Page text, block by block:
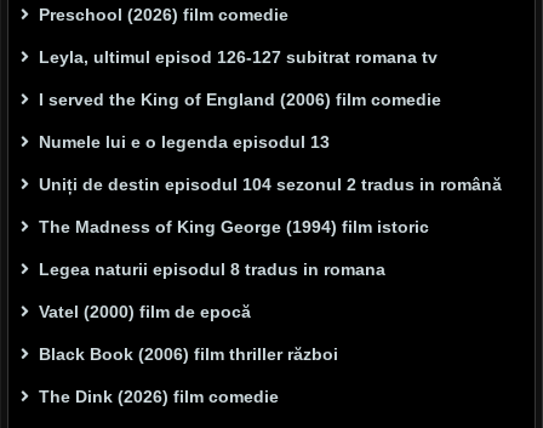
Preschool (2026) film comedie
Leyla, ultimul episod 126-127 subitrat romana tv
I served the King of England (2006) film comedie
Numele lui e o legenda episodul 13
Uniți de destin episodul 104 sezonul 2 tradus in română
The Madness of King George (1994) film istoric
Legea naturii episodul 8 tradus in romana
Vatel (2000) film de epocă
Black Book (2006) film thriller război
The Dink (2026) film comedie